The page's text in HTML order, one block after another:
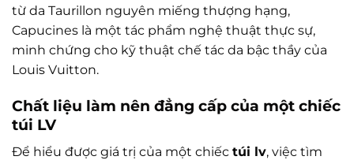
từ da Taurillon nguyên miếng thượng hạng,
Capucines là một tác phẩm nghệ thuật thực sự,
minh chứng cho kỹ thuật chế tác da bậc thầy của
Louis Vuitton.
Chất liệu làm nên đẳng cấp của một chiếc
túi LV
Để hiểu được giá trị của một chiếc túi lv, việc tìm